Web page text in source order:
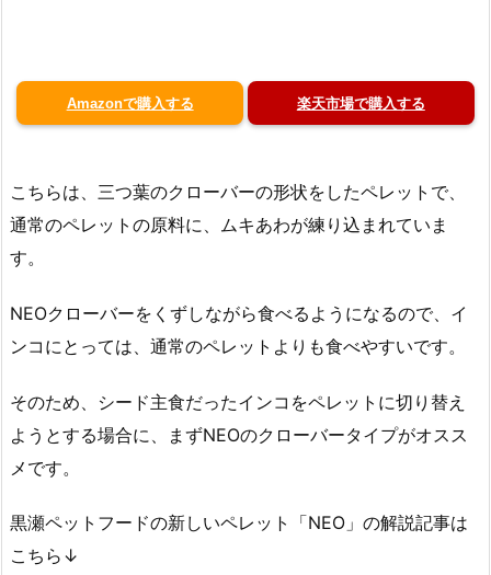
Amazonで購入する 楽天市場で購入する
こちらは、三つ葉のクローバーの形状をしたペレットで、
通常のペレットの原料に、ムキあわが練り込まれていま
す。
NEOクローバーをくずしながら食べるようになるので、イ
ンコにとっては、通常のペレットよりも食べやすいです。
そのため、シード主食だったインコをペレットに切り替え
ようとする場合に、まずNEOのクローバータイプがオスス
メです。
黒瀬ペットフードの新しいペレット「NEO」の解説記事は
こちら↓